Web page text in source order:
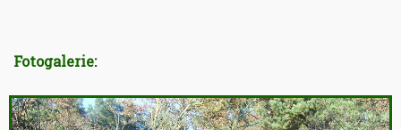
Fotogalerie: